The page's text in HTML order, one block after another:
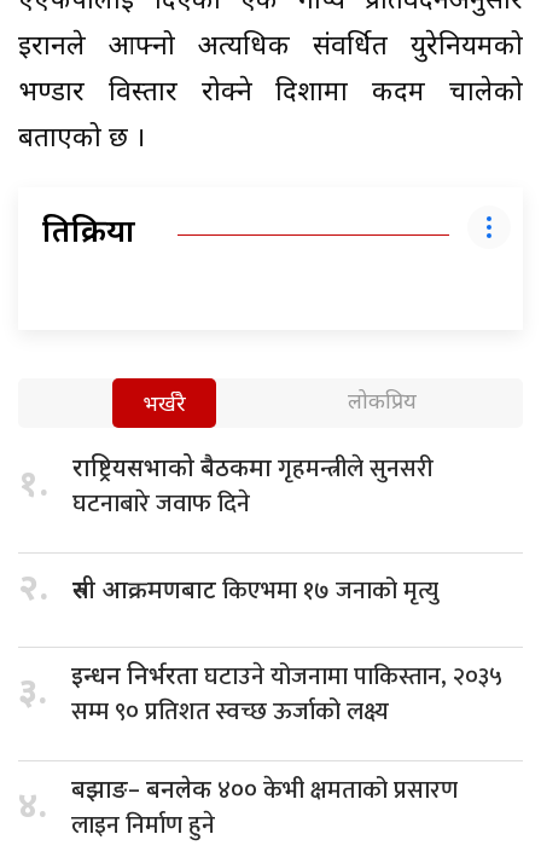
इरानले आफ्नो अत्यधिक संवर्धित युरेनियमको
भण्डार विस्तार रोक्ने दिशामा कदम चालेको
बताएको छ ।
प्रतिक्रिया
भर्खरै लोकप्रिय
१. राष्ट्रियसभाको बैठकमागृहमन्त्रीले सुनसरी
घटनाबारे जवाफ दिने
२. रुसी आक्रमणबाटकिएभमा १७ जनाको मृत्यु
३. इन्धन निर्भरताघटाउने योजनामा पाकिस्तान, २०३५
सम्म ९० प्रतिशत स्वच्छ ऊर्जाको लक्ष्य
४. बझाङ– बनलेक ४०० केभी क्षमताको प्रसारण
लाइन निर्माण हुने